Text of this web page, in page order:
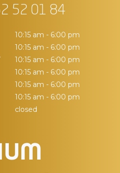
52 01 84
10:15 am - 6:00 pm
10:15 am - 6:00 pm
10:15 am - 6:00 pm
10:15 am - 6:00 pm
10:15 am - 6:00 pm
10:15 am - 6:00 pm
closed